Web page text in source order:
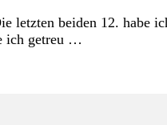
beiden 12. habe
ich getreu …